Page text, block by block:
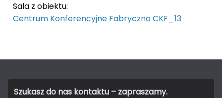
Sala z obiektu:
Centrum Konferencyjne Fabryczna CKF_13
Szukasz do nas kontaktu – zapraszamy.